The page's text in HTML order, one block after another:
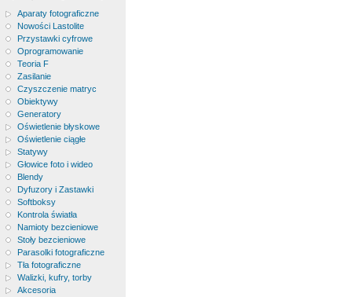
Aparaty fotograficzne
Nowości Lastolite
Przystawki cyfrowe
Oprogramowanie
Teoria F
Zasilanie
Czyszczenie matryc
Obiektywy
Generatory
Oświetlenie błyskowe
Oświetlenie ciągłe
Statywy
Głowice foto i wideo
Blendy
Dyfuzory i Zastawki
Softboksy
Kontrola światła
Namioty bezcieniowe
Stoły bezcieniowe
Parasolki fotograficzne
Tła fotograficzne
Walizki, kufry, torby
Akcesoria